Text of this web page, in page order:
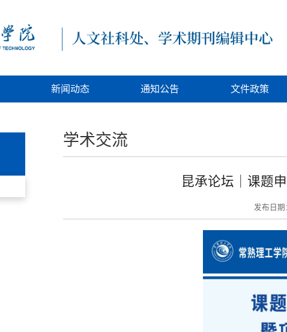
新闻动态 通知公告 文件政策
学术交流
昆承论坛｜课题
发布日期